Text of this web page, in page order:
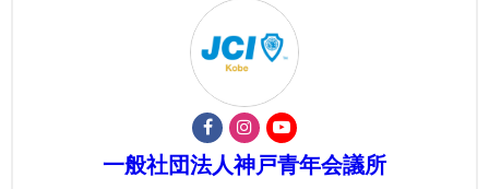
一般社団法人神戸青年会議所